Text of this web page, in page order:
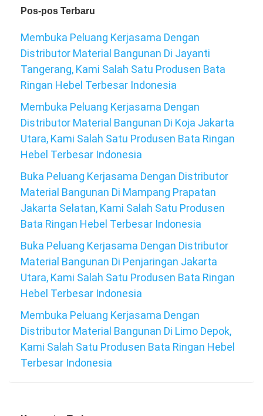
Pos-pos Terbaru
Membuka Peluang Kerjasama Dengan
Distributor Material Bangunan Di Jayanti
Tangerang, Kami Salah Satu Produsen Bata
Ringan Hebel Terbesar Indonesia
Membuka Peluang Kerjasama Dengan
Distributor Material Bangunan Di Koja Jakarta
Utara, Kami Salah Satu Produsen Bata Ringan
Hebel Terbesar Indonesia
Buka Peluang Kerjasama Dengan Distributor
Material Bangunan Di Mampang Prapatan
Jakarta Selatan, Kami Salah Satu Produsen
Bata Ringan Hebel Terbesar Indonesia
Buka Peluang Kerjasama Dengan Distributor
Material Bangunan Di Penjaringan Jakarta
Utara, Kami Salah Satu Produsen Bata Ringan
Hebel Terbesar Indonesia
Membuka Peluang Kerjasama Dengan
Distributor Material Bangunan Di Limo Depok,
Kami Salah Satu Produsen Bata Ringan Hebel
Terbesar Indonesia